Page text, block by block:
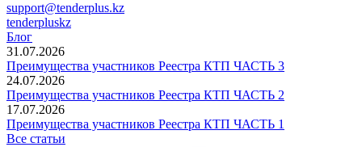
support@tenderplus.kz
tenderpluskz
Блог
31.07.2026
Преимущества участников Реестра КТП ЧАСТЬ 3
24.07.2026
Преимущества участников Реестра КТП ЧАСТЬ 2
17.07.2026
Преимущества участников Реестра КТП ЧАСТЬ 1
Все статьи